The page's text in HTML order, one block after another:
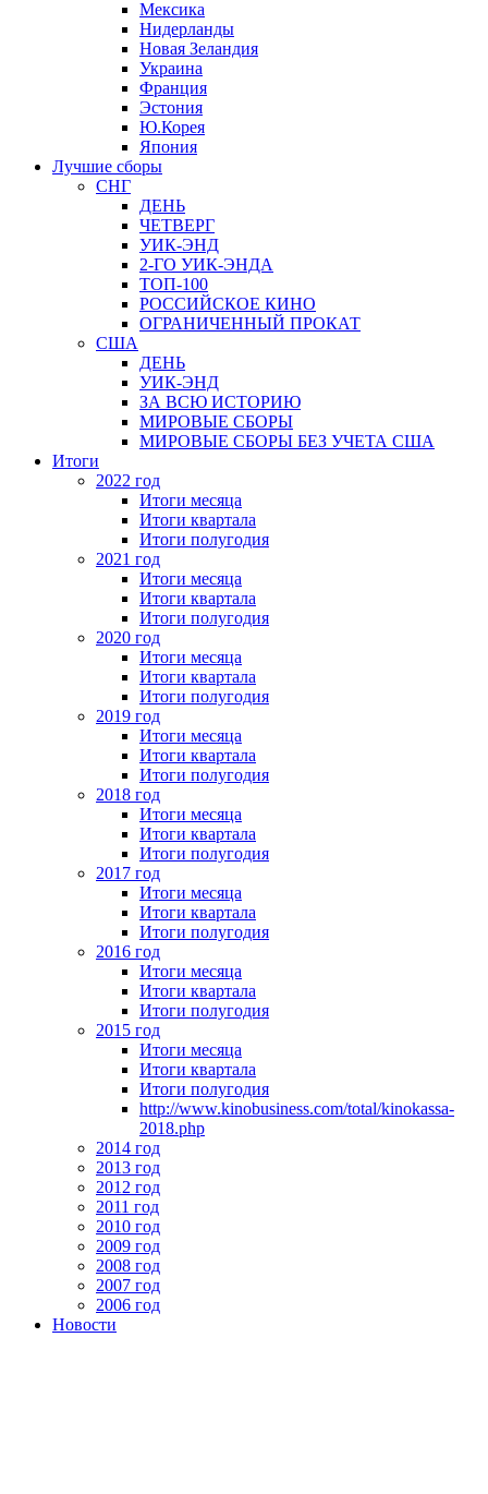
Мексика
Нидерланды
Новая Зеландия
Украина
Франция
Эстония
Ю.Корея
Япония
Лучшие сборы
СНГ
ДЕНЬ
ЧЕТВЕРГ
УИК-ЭНД
2-ГО УИК-ЭНДА
ТОП-100
РОССИЙСКОЕ КИНО
ОГРАНИЧЕННЫЙ ПРОКАТ
США
ДЕНЬ
УИК-ЭНД
ЗА ВСЮ ИСТОРИЮ
МИРОВЫЕ СБОРЫ
МИРОВЫЕ СБОРЫ БЕЗ УЧЕТА США
Итоги
2022 год
Итоги месяца
Итоги квартала
Итоги полугодия
2021 год
Итоги месяца
Итоги квартала
Итоги полугодия
2020 год
Итоги месяца
Итоги квартала
Итоги полугодия
2019 год
Итоги месяца
Итоги квартала
Итоги полугодия
2018 год
Итоги месяца
Итоги квартала
Итоги полугодия
2017 год
Итоги месяца
Итоги квартала
Итоги полугодия
2016 год
Итоги месяца
Итоги квартала
Итоги полугодия
2015 год
Итоги месяца
Итоги квартала
Итоги полугодия
http://www.kinobusiness.com/total/kinokassa-
2018.php
2014 год
2013 год
2012 год
2011 год
2010 год
2009 год
2008 год
2007 год
2006 год
Новости